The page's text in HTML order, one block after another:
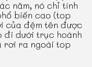
năm, nó chỉ tính
biến cao (top
của đệm tên được
đi dưới trục hoành
rơi ra ngoài top